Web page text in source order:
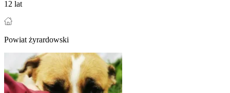
12 lat
Powiat żyrardowski